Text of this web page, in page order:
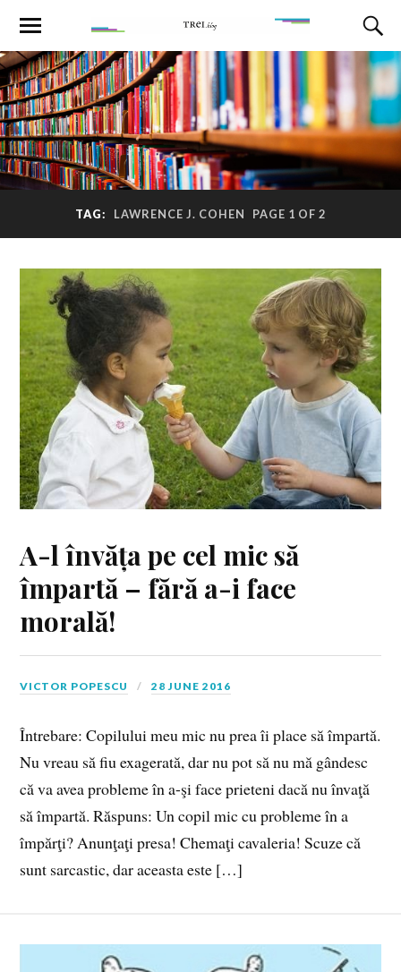
TAG: LAWRENCE J. COHEN PAGE 1 OF 2
A-l învăța pe cel mic să
împartă – fără a-i face
morală!
VICTOR POPESCU 28 JUNE 2016
Întrebare: Copilului meu mic nu prea îi place să împartă.
Nu vreau să fiu exagerată, dar nu pot să nu mă gândesc
că va avea probleme în a-şi face prieteni dacă nu învaţă
să împartă. Răspuns: Un copil mic cu probleme în a
împărţi? Anunţaţi presa! Chemaţi cavaleria! Scuze că
sunt sarcastic, dar aceasta este […]